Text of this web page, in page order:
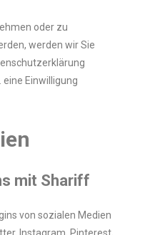
oder zu
werden wir Sie
Einwilligung
mit Shariff
von sozialen Medien